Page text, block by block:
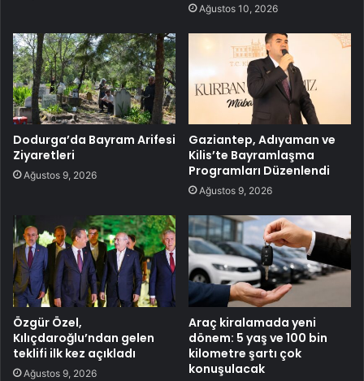
Ağustos 10, 2026
Dodurga’da Bayram Arifesi
Ziyaretleri
Ağustos 9, 2026
Gaziantep, Adıyaman ve
Kilis’te Bayramlaşma
Programları Düzenlendi
Ağustos 9, 2026
Özgür Özel,
Kılıçdaroğlu’ndan gelen
teklifi ilk kez açıkladı
Ağustos 9, 2026
Araç kiralamada yeni
dönem: 5 yaş ve 100 bin
kilometre şartı çok
konuşulacak